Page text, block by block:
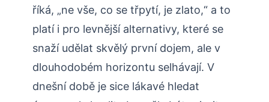
říká, „ne vše, co se třpytí, je zlato,“ a to
platí i pro levnější alternativy, které se
snaží udělat skvělý první dojem, ale v
dlouhodobém horizontu selhávají. V
dnešní době je sice lákavé hledat